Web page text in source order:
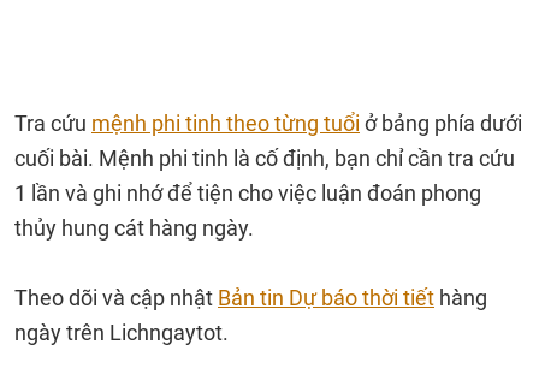
Tra cứu mệnh phi tinh theo từng tuổi ở bảng phía dưới
cuối bài. Mệnh phi tinh là cố định, bạn chỉ cần tra cứu
1 lần và ghi nhớ để tiện cho việc luận đoán phong
thủy hung cát hàng ngày.
Theo dõi và cập nhật Bản tin Dự báo thời tiết hàng
ngày trên Lichngaytot.